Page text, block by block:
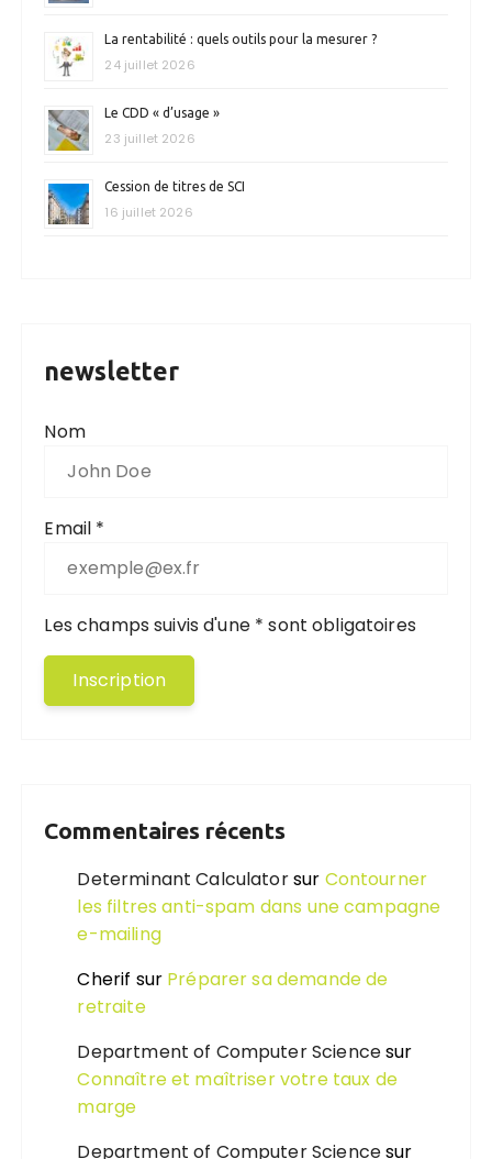
La rentabilité : quels outils pour la mesurer ?
24 juillet 2026
Le CDD « d’usage »
23 juillet 2026
Cession de titres de SCI
16 juillet 2026
newsletter
Nom
Email *
Les champs suivis d'une * sont obligatoires
Commentaires récents
Determinant Calculatorsur Contourner
les filtres anti-spam dans une campagne
e-mailing
Cherif sur Préparer sa demande de
retraite
Department of Computer Sciencesur
Connaître et maîtriser votre taux de
marge
Department of Computer Sciencesur